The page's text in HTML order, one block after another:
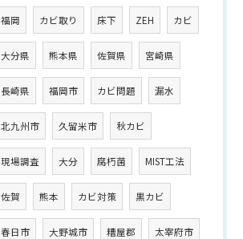
福岡 カビ取り 床下 ZEH カビ
大分県 熊本県 佐賀県 宮崎県
長崎県 福岡市 カビ問題 漏水
北九州市 久留米市 秋カビ
現場調査 大分 腐朽菌 MIST工法
佐賀 熊本 カビ対策 黒カビ
春日市 大野城市 糟屋郡 太宰府市